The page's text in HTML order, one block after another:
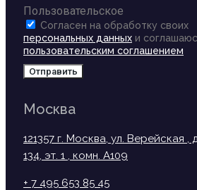
Пользовательское
Согласен на обработку своих
персональных данных и
пользовательским соглашением
Отправить
Москва
121357 г. Москва, ул. Верейская
134, эт. 1 , комн. А109
+ 7 495 653 85 45